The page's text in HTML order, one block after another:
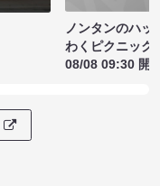
ノンタンのハッ
わくピクニック
08/08 09:30 開